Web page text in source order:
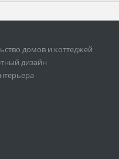
домов и коттеджей
дизайн